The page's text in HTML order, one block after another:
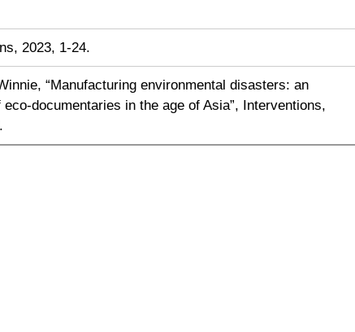
2023, 1-24.
“Manufacturing environmental disasters: an
documentaries in the age of Asia”, Interventions,